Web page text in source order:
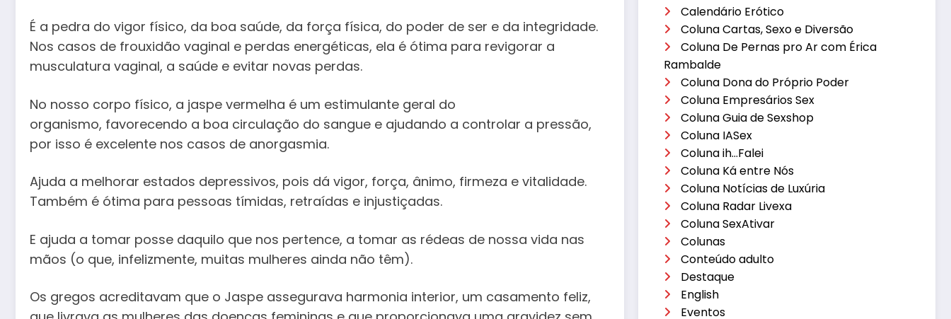
É a pedra do vigor físico, da boa saúde, da força física, do poder de ser e da integridade.
Nos casos de frouxidão vaginal e perdas energéticas, ela é ótima para revigorar a
musculatura vaginal, a saúde e evitar novas perdas.
No nosso corpo físico, a jaspe vermelha é um estimulante geral do
organismo, favorecendo a boa circulação do sangue e ajudando a controlar a pressão,
por isso é excelente nos casos de anorgasmia.
Ajuda a melhorar estados depressivos, pois dá vigor, força, ânimo, firmeza e vitalidade.
Também é ótima para pessoas tímidas, retraídas e injustiçadas.
E ajuda a tomar posse daquilo que nos pertence, a tomar as rédeas de nossa vida nas
mãos (o que, infelizmente, muitas mulheres ainda não têm).
Os gregos acreditavam que o Jaspe assegurava harmonia interior, um casamento feliz,
Calendário Erótico
Coluna Cartas, Sexo e Diversão
Coluna De Pernas pro Ar com Érica
Rambalde
Coluna Dona do Próprio Poder
Coluna Empresários Sex
Coluna Guia de Sexshop
Coluna IASex
Coluna ih…Falei
Coluna Ká entre Nós
Coluna Notícias de Luxúria
Coluna Radar Livexa
Coluna SexAtivar
Colunas
Conteúdo adulto
Destaque
English
Eventos